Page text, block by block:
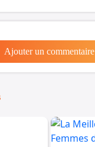
Ajouter un commentaire